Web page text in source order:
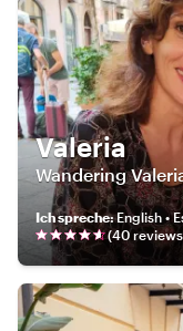
Valeria
Wandering
Ich spreche:English •
(40reviews